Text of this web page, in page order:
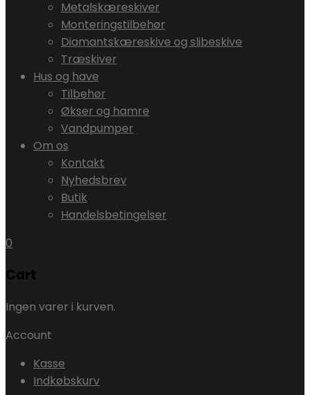
Metalskæreskiver
Monteringstilbehør
Diamantskæreskive og slibeskive
Træskiver
Hus og have
Tilbehør
Økser og hamre
Vandpumper
Om os
Kontakt
Nyhedsbrev
Butik
Handelsbetingelser
0
Cart
Ingen varer i kurven.
Account
Kasse
Indkøbskurv